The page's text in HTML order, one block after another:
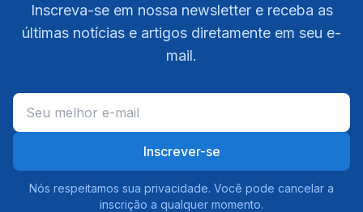
Inscreva-se em nossa newsletter e receba as
últimas notícias e artigos diretamente em seu e-
mail.
Inscrever-se
Nós respeitamos sua privacidade. Você pode cancelar a
inscrição a qualquer momento.